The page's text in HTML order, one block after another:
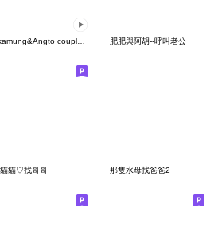
Kkamung&Angto couple10(Angto ver.) 肥肥與阿胡--呼叫老公
貓♡找哥哥 那隻水母找爸爸2